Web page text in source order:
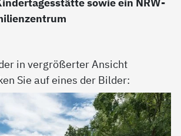
in vergrößerter Ansicht
Sie auf eines der Bilder: